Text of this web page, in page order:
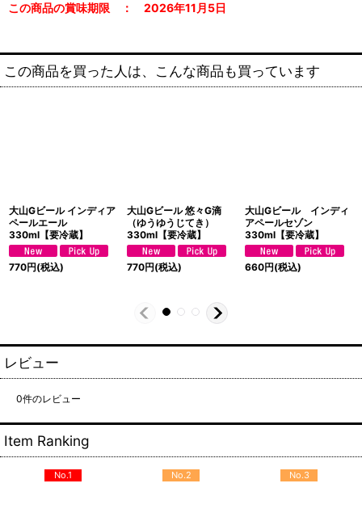
この商品の賞味期限 ： 2026年11 月5日
この商品を買った人は、こんな商品も買っています
大山Gビール インディア
ペールエール
330ml【要冷蔵】
770円(税込)
大山Gビール 悠々G滴
（ゆうゆうじてき）
330ml【要冷蔵】
770円(税込)
大山Gビール インディ
アペールセゾン
330ml【要冷蔵】
660円(税込)
レビュー
0件のレビュー
Item Ranking
No.1 No.2 No.3